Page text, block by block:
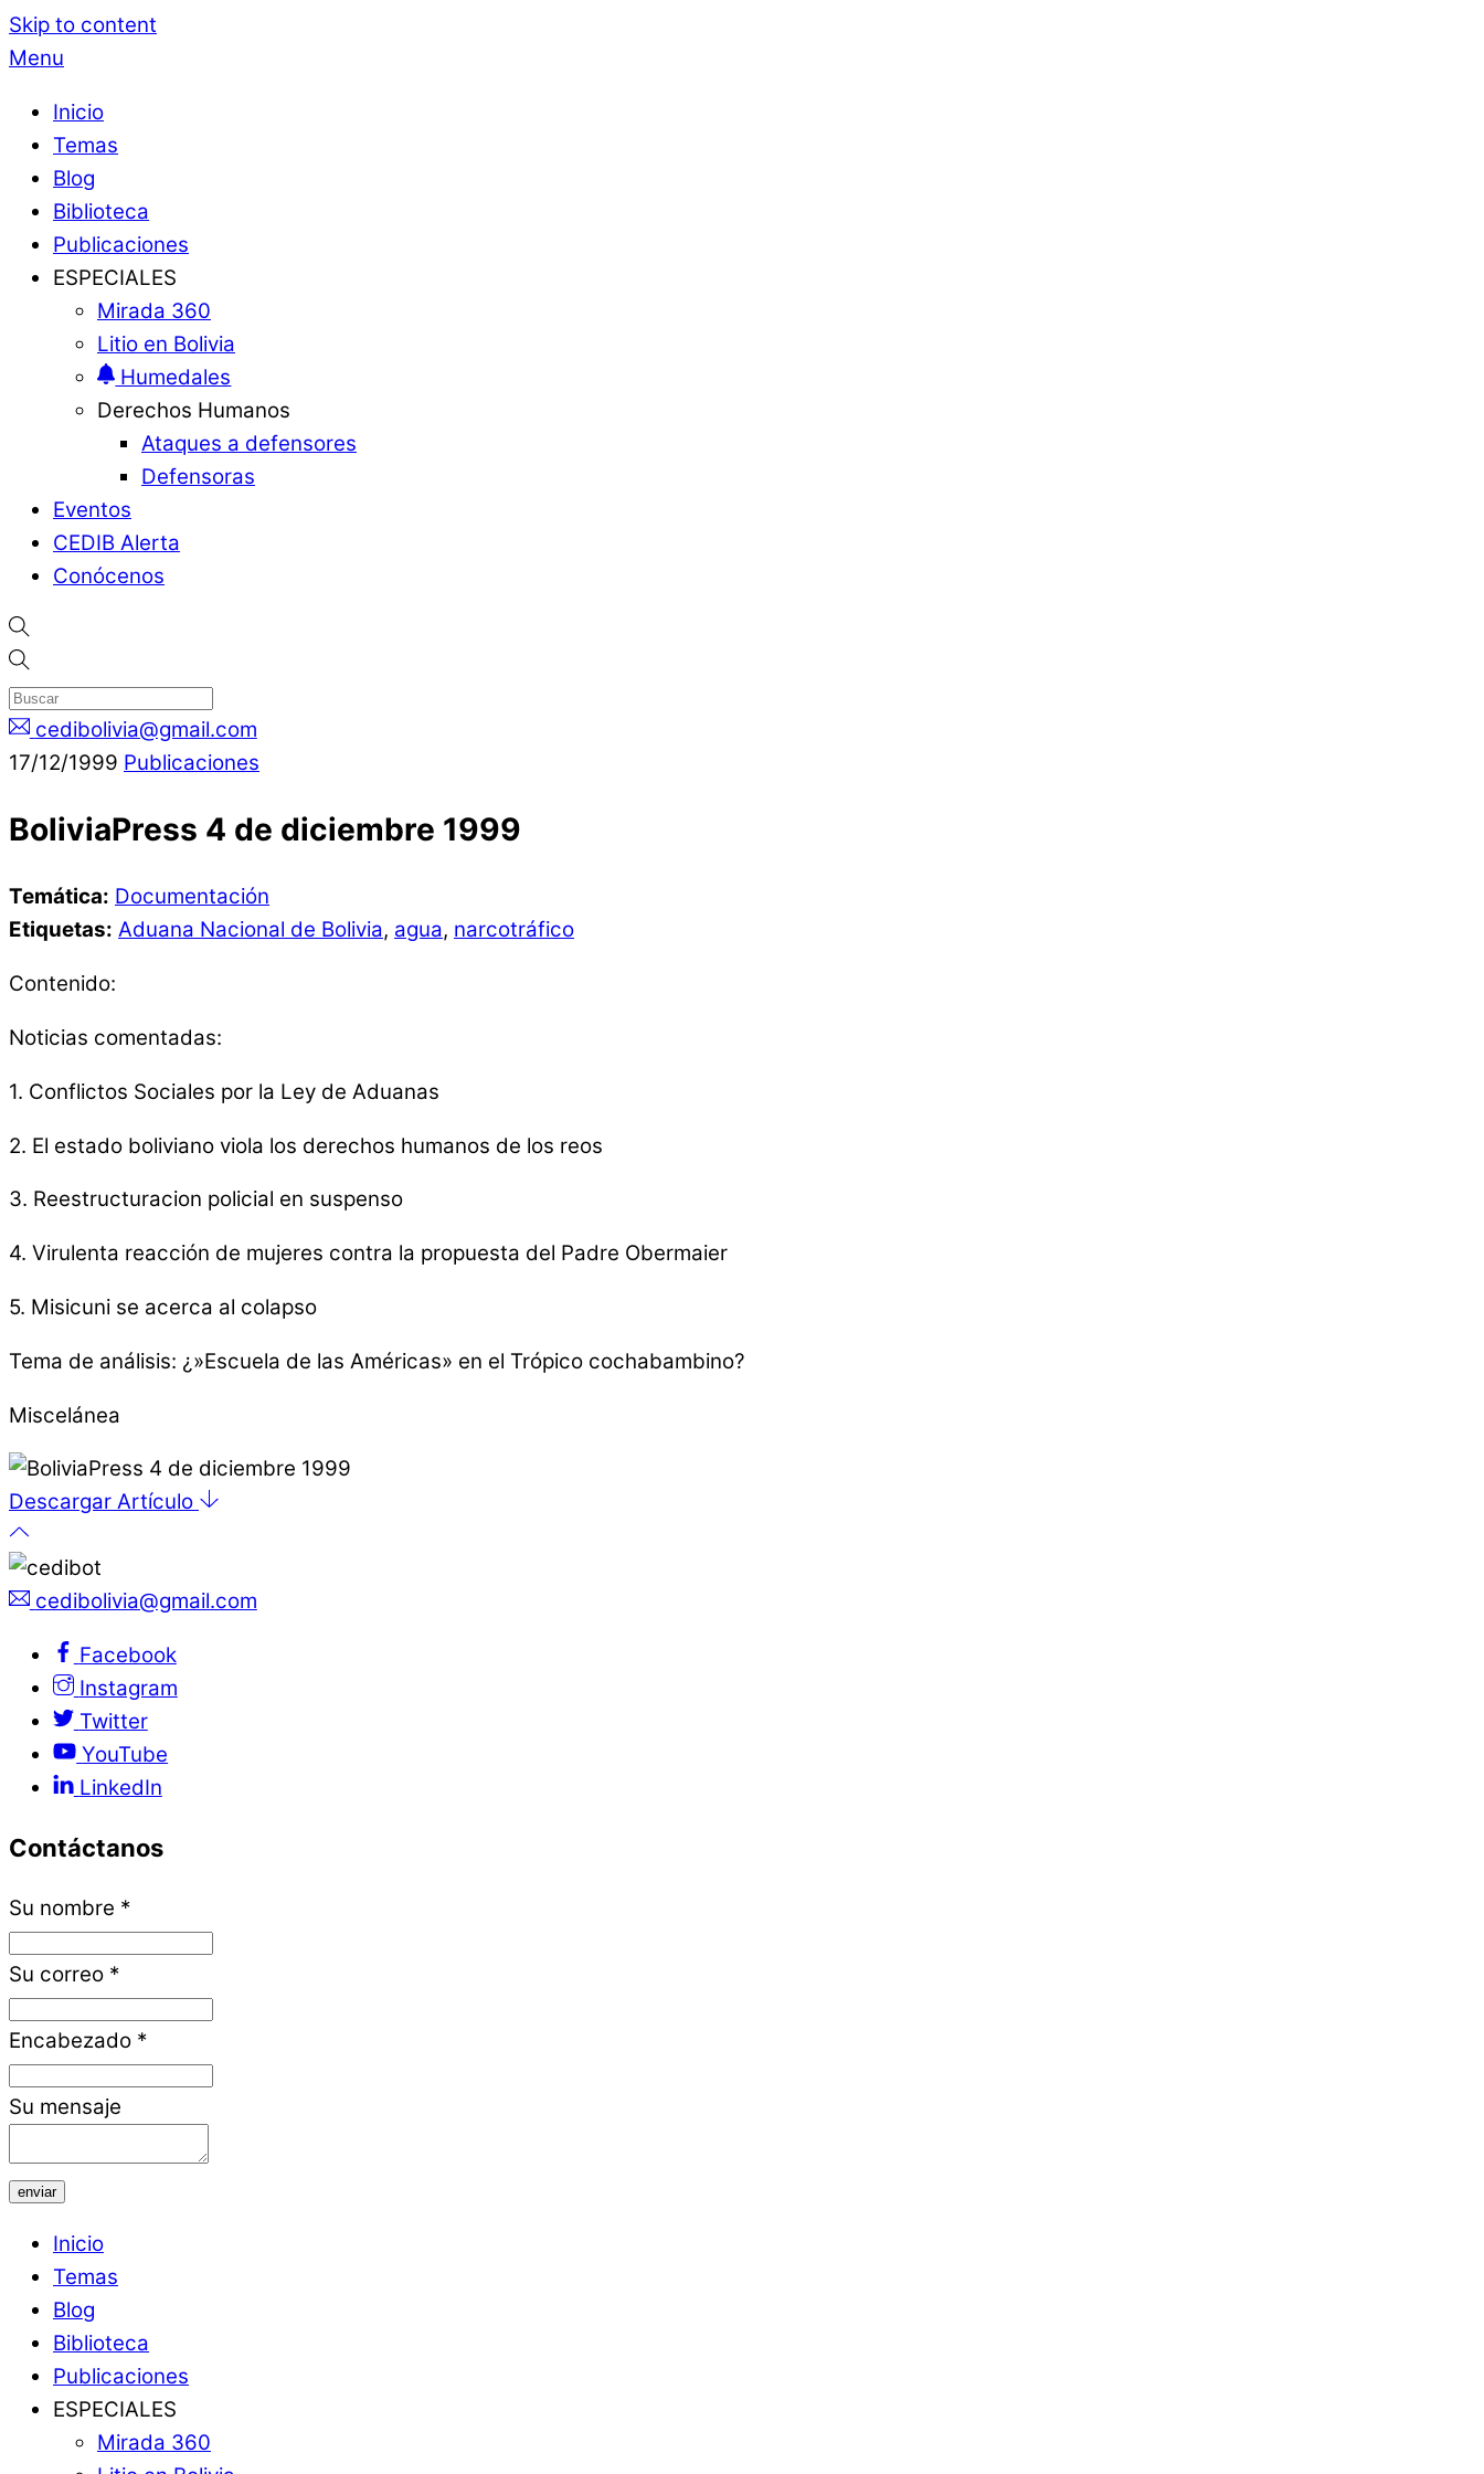
Skip to content
Menu
Inicio
Temas
Blog
Biblioteca
Publicaciones
ESPECIALES
Mirada 360
Litio en Bolivia
Humedales
Derechos Humanos
Ataques a defensores
Defensoras
Eventos
CEDIB Alerta
Conócenos
cedibolivia@gmail.com
17/12/1999 Publicaciones
BoliviaPress 4 de diciembre 1999
Temática: Documentación
Etiquetas: Aduana Nacional de Bolivia, agua, narcotráfico
Contenido:
Noticias comentadas:
1. Conflictos Sociales por la Ley de Aduanas
2. El estado boliviano viola los derechos humanos de los reos
3. Reestructuracion policial en suspenso
4. Virulenta reacción de mujeres contra la propuesta del Padre Obermaier
5. Misicuni se acerca al colapso
Tema de análisis: ¿»Escuela de las Américas» en el Trópico cochabambino?
Miscelánea
Descargar Artículo
cedibolivia@gmail.com
Facebook
Instagram
Twitter
YouTube
LinkedIn
Contáctanos
Su nombre *
Su correo *
Encabezado *
Su mensaje
enviar
Inicio
Temas
Blog
Biblioteca
Publicaciones
ESPECIALES
Mirada 360